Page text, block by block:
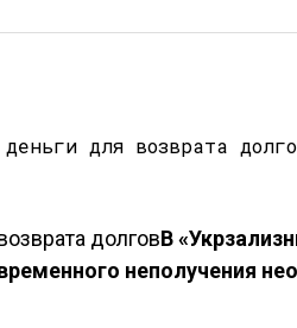
В
неполучения